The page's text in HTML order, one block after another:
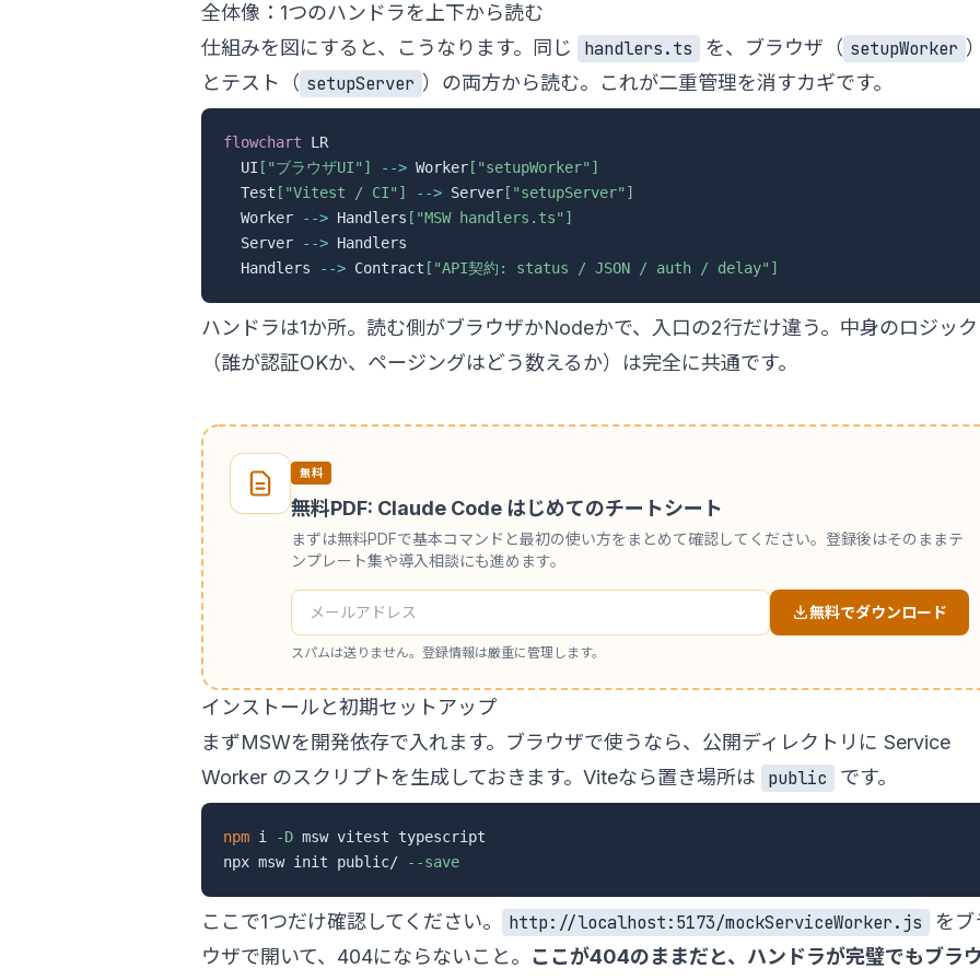
全体像：1つのハンドラを上下から読む
仕組みを図にすると、こうなります。同じ
handlers.ts を、ブラウザ（ setupWorker
とテスト（ setupServer ）の両方から読む。これが二重管理を消すカギです。
flowchart LR
  UI
["ブラウザUI"] --> Worker ["setupWorker"]
  Test
["Vitest / CI"] --> Server ["setupServer"]
  Worker
--> Handlers ["MSW handlers.ts"]
  Server
--> Handlers
  Handlers
--> Contract ["API契約: status / JSON / auth / delay"]
ハンドラは1か所。読む側がブラウザかNodeかで、入口の2行だけ違う。中身のロジック
（誰が認証OKか、ページングはどう数えるか）は完全に共通です。
無料
無料PDF: Claude Code はじめてのチートシート
まずは無料PDFで基本コマンドと最初の使い方をまとめて確認してください。登録後はそのままテ
ンプレート集や導入相談にも進めます。
無料でダウンロード
スパムは送りません。登録情報は厳重に管理します。
インストールと初期セットアップ
まずMSWを開発依存で入れます。ブラウザで使うなら、公開ディレクトリに Service
Worker のスクリプトを生成しておきます。Viteなら置き場所は
public です。
npm i -D msw vitest typescript
npx msw init public/
--save
ここで1つだけ確認してください。 http://localhost:5173/mockServiceWorker.js
をブ
ウザで開いて、404にならないこと。 ここが404のままだと、ハンドラが完璧でもブラ